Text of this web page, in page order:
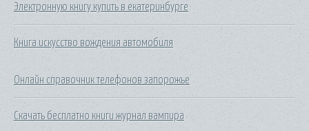
Электронную книгу купить в екатеринбурге
Книга искусство вождения автомобиля
Онлайн справочник телефонов запорожье
Скачать бесплатно книги журнал вампира